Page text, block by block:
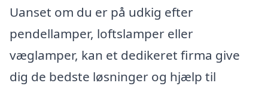
Uanset om du er på udkig efter
pendellamper, loftslamper eller
væglamper, kan et dedikeret firma give
dig de bedste løsninger og hjælp til